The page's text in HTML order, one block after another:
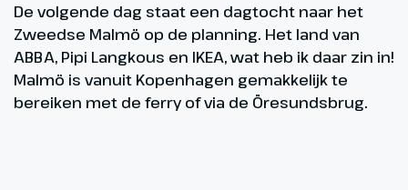
De volgende dag staat een dagtocht naar het
Zweedse Malmö op de planning. Het land van
ABBA, Pipi Langkous en IKEA, wat heb ik daar zin in!
Malmö is vanuit Kopenhagen gemakkelijk te
bereiken met de ferry of via de Öresundsbrug.